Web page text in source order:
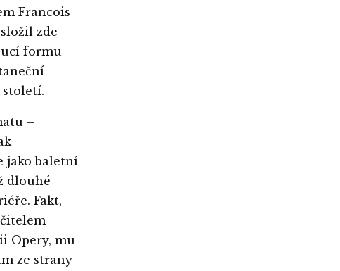
Francois
zde
formu
století.
–
jako baletní
dlouhé
Fakt,
Opery, mu
ze strany